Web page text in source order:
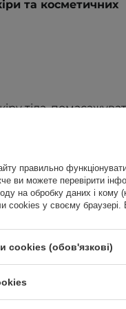
та косметичних
тіла,
Перевірте
правильно
ви можете перевірити
на обробку даних і кому
у своєму браузері.
cookies (обов'язкові)